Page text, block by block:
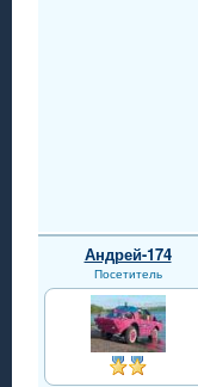
Андрей-174
Посетитель